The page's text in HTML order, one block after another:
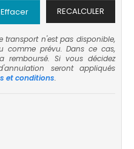
RECALCULER
Effacer
transport n'est pas disponible,
comme prévu. Dans ce cas,
remboursé. Si vous décidez
seront appliqués
et conditions.